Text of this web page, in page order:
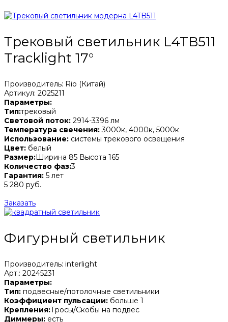
Трековый светильник L4TB511
Tracklight 17°
Производитель: Rio (Китай)
Артикул: 2025211
Параметры:
Тип:трековый
Световой поток: 2914-3396 лм
Температура свечения:3000к, 4000к, 5000к
Использование: системы трекового освещения
Цвет: белый
Размер:Ширина 85 Высота 165
Количество фаз:3
Гарантия: 5 лет
5 280 руб.
Заказать
Фигурный светильник
Производитель: interlight
Арт.: 20245231
Параметры:
Тип: подвесные/потолочные светильники
Коэффициент пульсации: больше 1
Крепления:Тросы/Скобы на подвес
Диммеры: есть